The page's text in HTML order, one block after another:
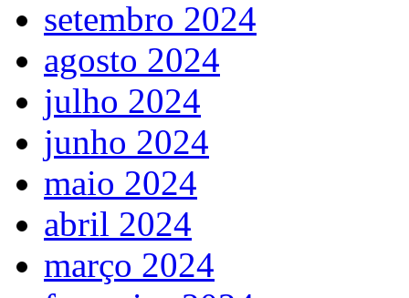
setembro 2024
agosto 2024
julho 2024
junho 2024
maio 2024
abril 2024
março 2024